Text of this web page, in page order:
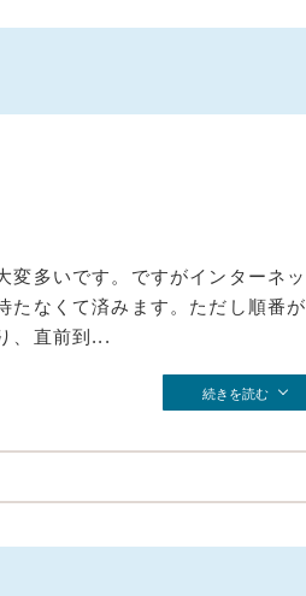
変多いです。ですがインターネッ
たなくて済みます。ただし順番が
、直前到...
続きを読む